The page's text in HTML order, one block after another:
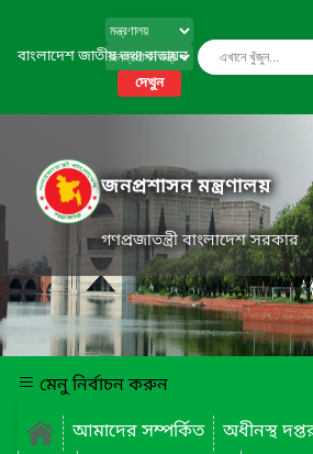
বাংলাদেশ জাতীয় তথ্য বাতায়ন
দেখুন
জনপ্রশাসন মন্ত্রণালয়
গণপ্রজাতন্ত্রী বাংলাদেশ সরকার
মেনু নির্বাচন করুন
আমাদের সম্পর্কিত
অধীনস্থ